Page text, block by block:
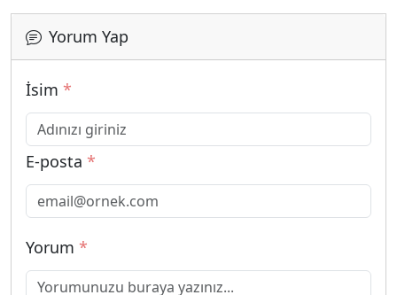
Yorum Yap
İsim *
E-posta *
Yorum *